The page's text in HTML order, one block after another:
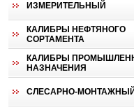
ИЗМЕРИТЕЛЬНЫЙ
КАЛИБРЫ НЕФТЯНОГО
СОРТАМЕНТА
КАЛИБРЫ
НАЗНАЧЕНИЯ
СЛЕСАРНО-МОНТАЖНЫЙ